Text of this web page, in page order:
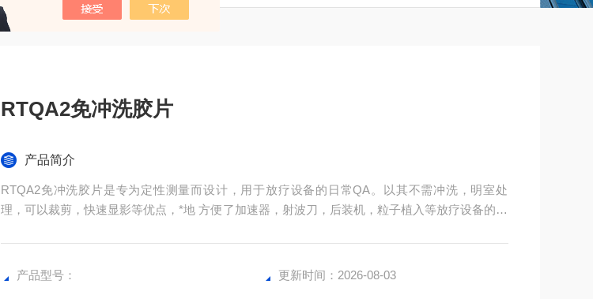
RTQA2免冲洗胶片
产品简介
RTQA2免冲洗胶片是专为定性测量而设计，用于放疗设备的日常QA。以其不需冲洗，明室处
理，可以裁剪，快速显影等优点，*地 方便了加速器，射波刀，后装机，粒子植入等放疗设备的校
产品型号： 更新时间：2026-08-03